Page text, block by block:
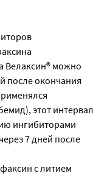
Велаксин® можно
после окончания
этот интервал
ингибиторами
7 дней после
с литием